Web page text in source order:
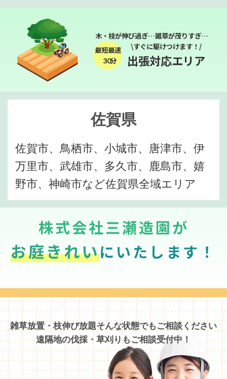
木・枝が伸び過ぎ…雑草が茂りすぎ…
最短最速
３０分
\すぐに駆けつけます！/
出張対応エリア
佐賀県
佐賀市、鳥栖市、小城市、唐津市、伊
万里市、武雄市、多久市、鹿島市、嬉
野市、神崎市など佐賀県全域エリア
株式会社三瀬造園が
お庭きれいにいたします！
雑草放置・枝伸び放題そんな状態でもご相談ください
遠隔地の伐採・草刈りもご相談受付中！